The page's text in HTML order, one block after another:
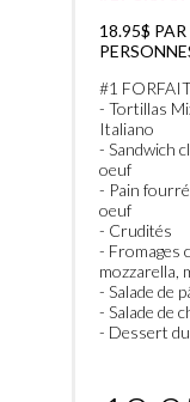
18.95$
#1
- Tortillas
Italiano
- Sandwich
oeuf
- Pain
oeuf
- Crudités
- Fromages
mozzarella,
- Salade de
- Salade de
- Dessert